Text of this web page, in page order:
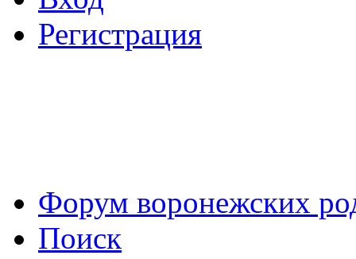
Регистрация
Форум воронежских
Поиск